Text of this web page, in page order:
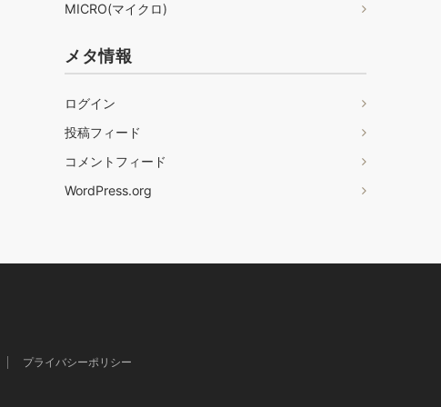
MICRO(マイクロ)
メタ情報
ログイン
投稿フィード
コメントフィード
WordPress.org
プライバシーポリシー